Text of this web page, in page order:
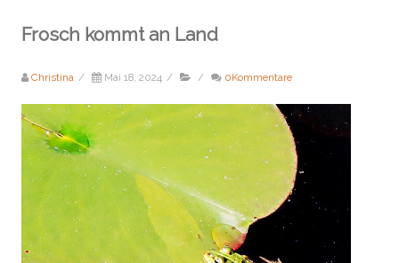
Frosch kommt an Land
Christina / Mai 18, 2024 / / 0Kommentare